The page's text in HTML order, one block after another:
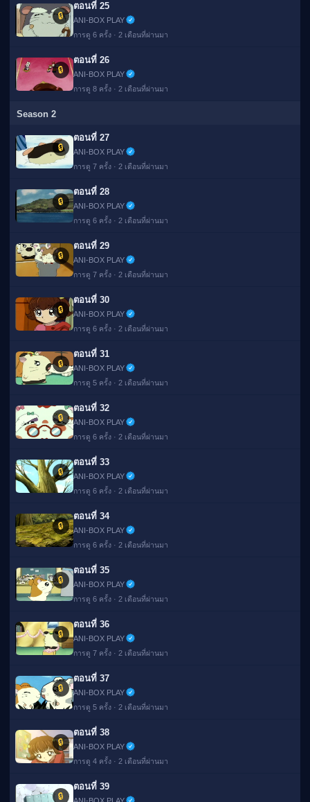
🔒
ตอนที่ 25
ANI-BOX PLAY
การดู 6 ครั้ง · 2 เดือนที่ผ่านมา
🔒
ตอนที่ 26
ANI-BOX PLAY
การดู 8 ครั้ง · 2 เดือนที่ผ่านมา
Season 2
🔒
ตอนที่ 27
ANI-BOX PLAY
การดู 7 ครั้ง · 2 เดือนที่ผ่านมา
🔒
ตอนที่ 28
ANI-BOX PLAY
การดู 6 ครั้ง · 2 เดือนที่ผ่านมา
🔒
ตอนที่ 29
ANI-BOX PLAY
การดู 7 ครั้ง · 2 เดือนที่ผ่านมา
🔒
ตอนที่ 30
ANI-BOX PLAY
การดู 6 ครั้ง · 2 เดือนที่ผ่านมา
🔒
ตอนที่ 31
ANI-BOX PLAY
การดู 5 ครั้ง · 2 เดือนที่ผ่านมา
🔒
ตอนที่ 32
ANI-BOX PLAY
การดู 6 ครั้ง · 2 เดือนที่ผ่านมา
🔒
ตอนที่ 33
ANI-BOX PLAY
การดู 6 ครั้ง · 2 เดือนที่ผ่านมา
🔒
ตอนที่ 34
ANI-BOX PLAY
การดู 6 ครั้ง · 2 เดือนที่ผ่านมา
🔒
ตอนที่ 35
ANI-BOX PLAY
การดู 6 ครั้ง · 2 เดือนที่ผ่านมา
🔒
ตอนที่ 36
ANI-BOX PLAY
การดู 7 ครั้ง · 2 เดือนที่ผ่านมา
🔒
ตอนที่ 37
ANI-BOX PLAY
การดู 5 ครั้ง · 2 เดือนที่ผ่านมา
🔒
ตอนที่ 38
ANI-BOX PLAY
การดู 4 ครั้ง · 2 เดือนที่ผ่านมา
🔒
ตอนที่ 39